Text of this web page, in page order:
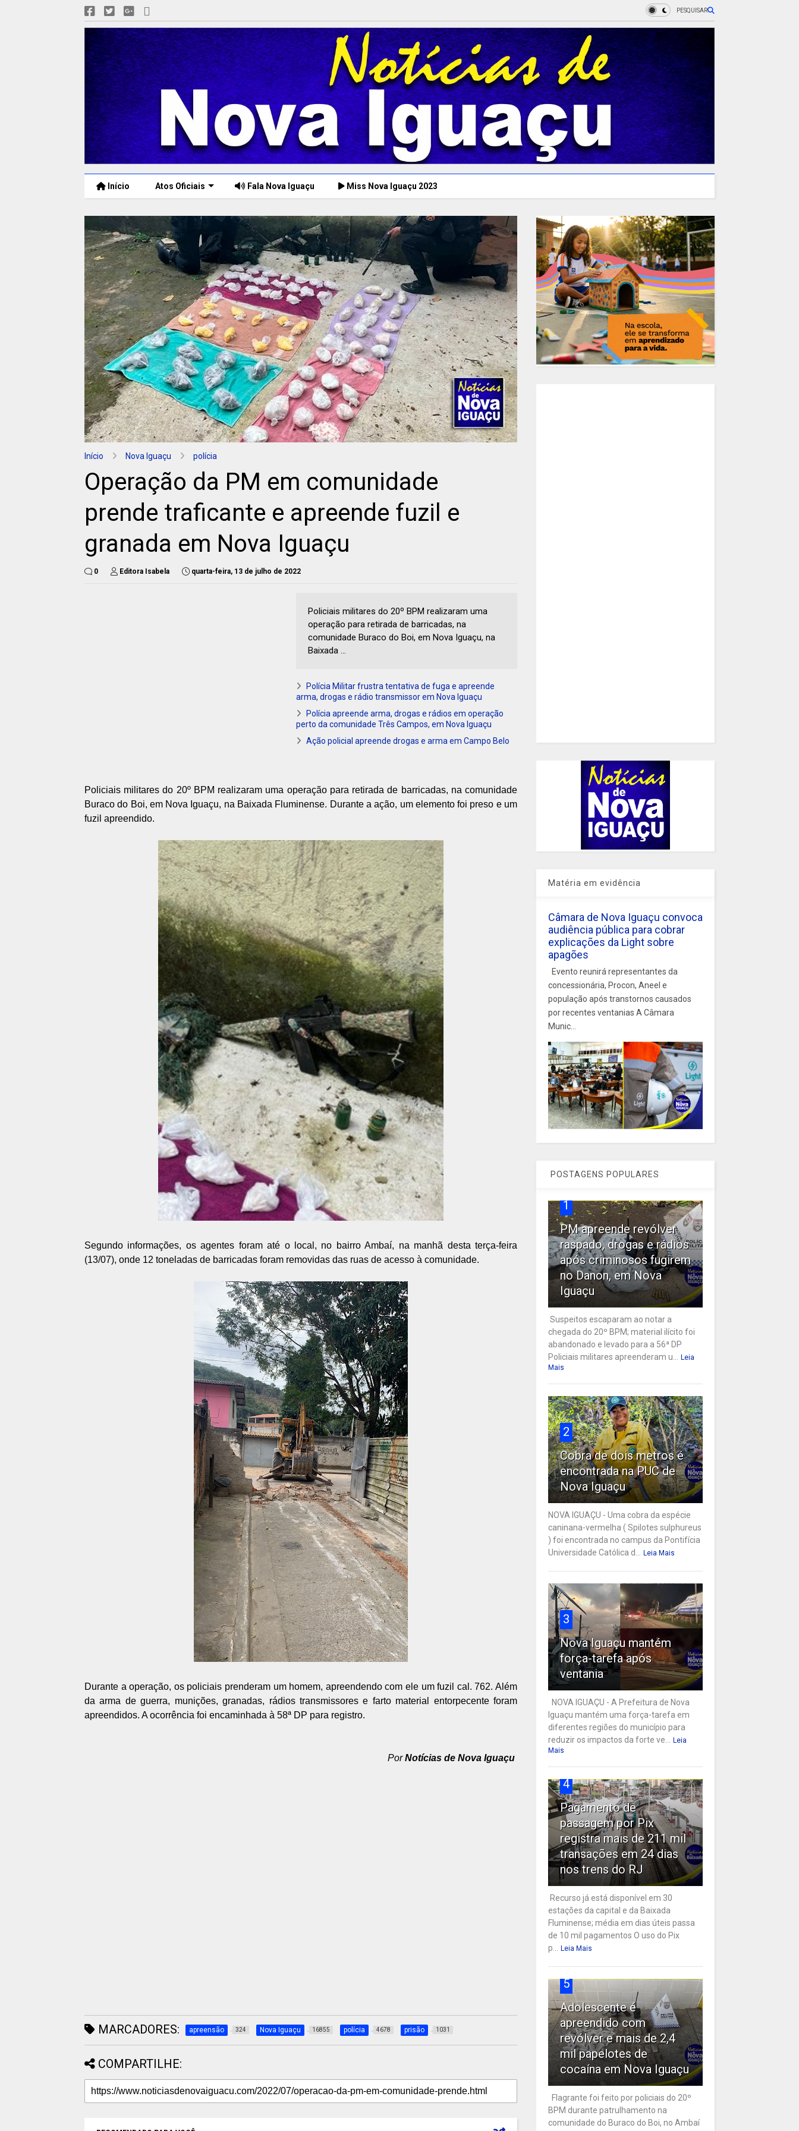
PESQUISAR
Início Atos Oficiais Fala Nova Iguaçu Miss Nova Iguaçu 2023
Início Nova Iguaçu polícia
Operação da PM em comunidade
prende traficante e apreende fuzil e
granada em Nova Iguaçu
0 Editora Isabela quarta-feira, 13 de julho de 2022
Policiais militares do 20º BPM realizaram uma
operação para retirada de barricadas, na
comunidade Buraco do Boi, em Nova Iguaçu, na
Baixada ...
Polícia Militar frustra tentativa de fuga e apreende
arma, drogas e rádio transmissor em Nova Iguaçu
Polícia apreende arma, drogas e rádios em operação
perto da comunidade Três Campos, em Nova Iguaçu
Ação policial apreende drogas e arma em Campo Belo
Policiais militares do 20º BPM realizaram uma operação para retirada de barricadas, na comunidade
Buraco do Boi, em Nova Iguaçu, na Baixada Fluminense. Durante a ação, um elemento foi preso e um
fuzil apreendido.
Segundo informações, os agentes foram até o local, no bairro Ambaí, na manhã desta terça-feira
(13/07), onde 12 toneladas de barricadas foram removidas das ruas de acesso à comunidade.
Durante a operação, os policiais prenderam um homem, apreendendo com ele um fuzil cal. 762. Além
da arma de guerra, munições, granadas, rádios transmissores e farto material entorpecente foram
apreendidos. A ocorrência foi encaminhada à 58ª DP para registro.
PorNotícias de Nova Iguaçu
MARCADORES: apreensão 324 Nova Iguaçu 16855 polícia 4678 prisão 1031
COMPARTILHE:
Matéria em evidência
Câmara de Nova Iguaçu convoca
audiência pública para cobrar
explicações da Light sobre
apagões
Evento reunirá representantes da
concessionária, Procon, Aneel e
população após transtornos causados
por recentes ventanias A Câmara
Munic...
POSTAGENS POPULARES
1
PM apreende revólver
raspado, drogas e rádios
após criminosos fugirem
no Danon, em Nova
Iguaçu
Suspeitos escaparam ao notar a
chegada do 20º BPM; material ilícito foi
abandonado e levado para a 56ª DP
Policiais militares apreenderam u...
Leia
Mais
2
Cobra de dois metros é
encontrada na PUC de
Nova Iguaçu
NOVA IGUAÇU - Uma cobra da espécie
caninana-vermelha ( Spilotes sulphureus
) foi encontrada no campus da Pontifícia
Universidade Católica d...
Leia Mais
3
Nova Iguaçu mantém
força-tarefa após
ventania
NOVA IGUAÇU - A Prefeitura de Nova
Iguaçu mantém uma força-tarefa em
diferentes regiões do município para
reduzir os impactos da forte ve...
Leia
Mais
4
Pagamento de
passagem por Pix
registra mais de 211 mil
transações em 24 dias
nos trens do RJ
Recurso já está disponível em 30
estações da capital e da Baixada
Fluminense; média em dias úteis passa
de 10 mil pagamentos O uso do Pix
p...
Leia Mais
5
Adolescente é
apreendido com
revólver e mais de 2,4
mil papelotes de
cocaína em Nova Iguaçu
Flagrante foi feito por policiais do 20º
BPM durante patrulhamento na
comunidade do Buraco do Boi, no Ambaí